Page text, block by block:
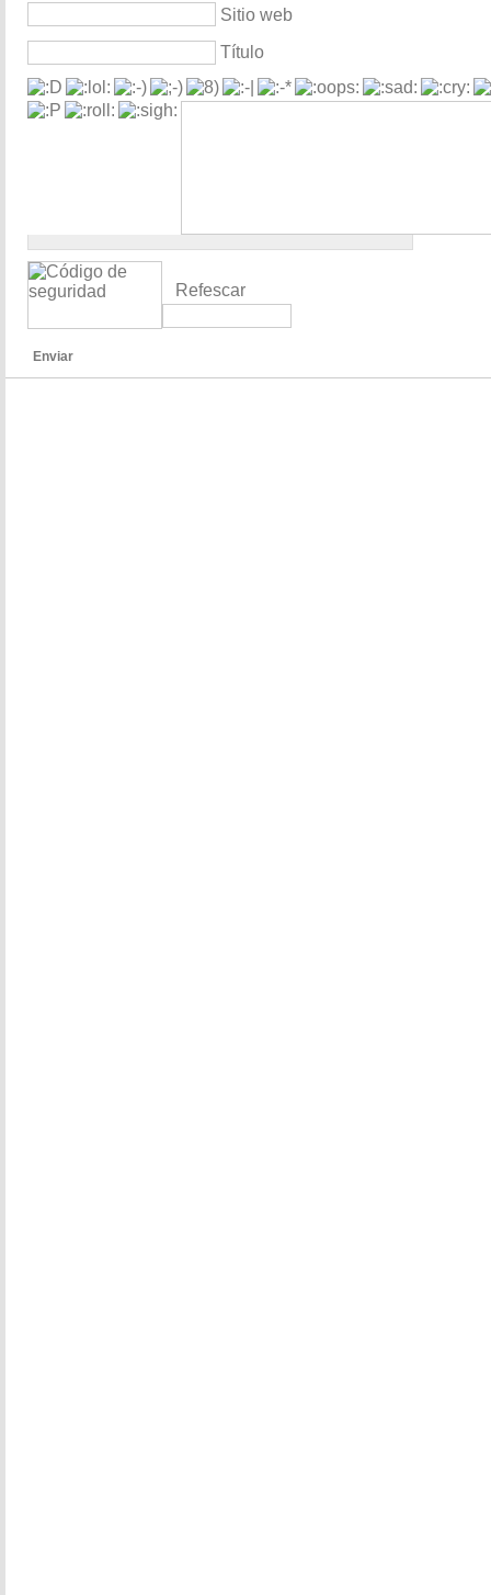
Sitio web
Título
Refescar
Enviar